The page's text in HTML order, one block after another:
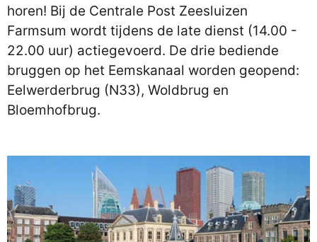
horen! Bij de Centrale Post Zeesluizen
Farmsum wordt tijdens de late dienst (14.00 -
22.00 uur) actiegevoerd. De drie bediende
bruggen op het Eemskanaal worden geopend:
Eelwerderbrug (N33), Woldbrug en
Bloemhofbrug.